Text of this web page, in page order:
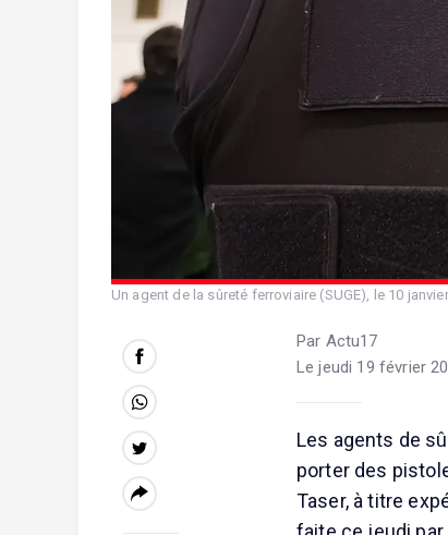
Un agent de la sûreté ferroviaire (SUGE), le 10
Par Actu17
Le jeudi 19 février
Les agents de
porter des
Taser, à titre